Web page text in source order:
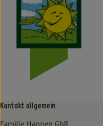
Kontakt allgemein
Familie Hannen GbR